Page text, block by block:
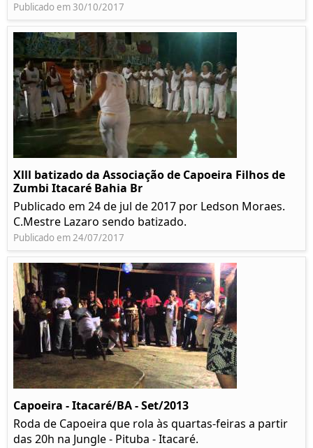
Publicado em 30/10/2017
Xlll batizado da Associação de Capoeira Filhos de
Zumbi Itacaré Bahia Br
Publicado em 24 de jul de 2017 por Ledson Moraes.
C.Mestre Lazaro sendo batizado.
Publicado em 24/07/2017
Capoeira - Itacaré/BA - Set/2013
Roda de Capoeira que rola às quartas-feiras a partir
das 20h na Jungle - Pituba - Itacaré.